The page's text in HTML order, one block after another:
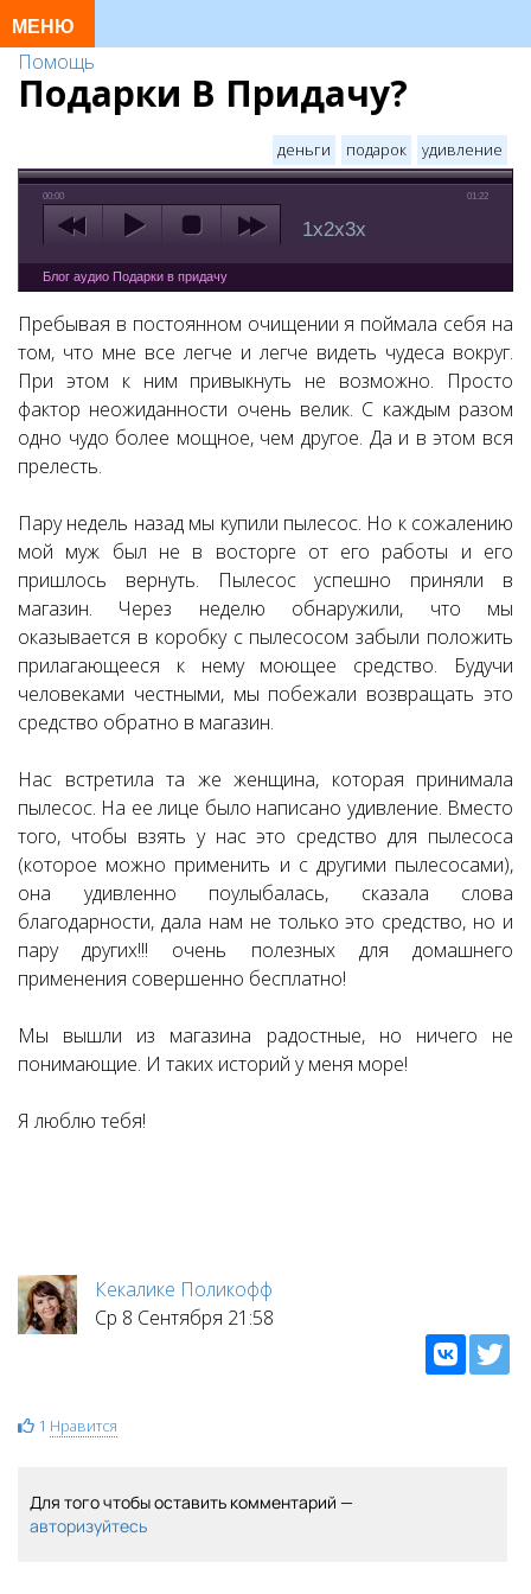
Помощь
Подарки В Придачу?
деньги подарок удивление
00:00 01:22
1x2x3x
Блог аудио Подарки в придачу
Пребывая в постоянном очищении я поймала себя на
том, что мне все легче и легче видеть чудеса вокруг.
При этом к ним привыкнуть не возможно. Просто
фактор неожиданности очень велик. С каждым разом
одно чудо более мощное, чем другое. Да и в этом вся
прелесть.
Пару недель назад мы купили пылесос. Но к сожалению
мой муж был не в восторге от его работы и его
пришлось вернуть. Пылесос успешно приняли в
магазин. Через неделю обнаружили, что мы
оказывается в коробку с пылесосом забыли положить
прилагающееся к нему моющее средство. Будучи
человеками честными, мы побежали возвращать это
средство обратно в магазин.
Нас встретила та же женщина, которая принимала
пылесос. На ее лице было написано удивление. Вместо
того, чтобы взять у нас это средство для пылесоса
(которое можно применить и с другими пылесосами),
она удивленно поулыбалась, сказала слова
благодарности, дала нам не только это средство, но и
пару других!!! очень полезных для домашнего
применения совершенно бесплатно!
Мы вышли из магазина радостные, но ничего не
понимающие. И таких историй у меня море!
Я люблю тебя!
Кекалике Поликофф
Ср 8 Сентября 21:58
1 Нравится
Для того чтобы оставить комментарий —
авторизуйтесь